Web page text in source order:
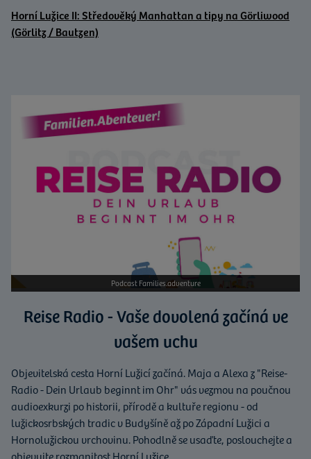
Horní Lužice II: Středověký Manhattan a tipy na Görliwood
(Görlitz / Bautzen)
Podcast Families.adventure
Reise Radio - Vaše dovolená začíná ve
vašem uchu
Objevitelská cesta Horní Lužicí začíná. Maja a Alexa z "Reise-
Radio - Dein Urlaub beginnt im Ohr" vás vezmou na poučnou
audioexkurzi po historii, přírodě a kultuře regionu - od
lužickosrbských tradic v Budyšíně až po Západní Lužici a
Hornolužickou vrchovinu. Pohodlně se usaďte, poslouchejte a
objevujte rozmanitost Horní Lužice.